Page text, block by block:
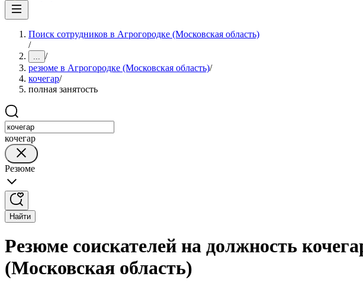
Поиск сотрудников в Агрогородке (Московская область)
/
... /
резюме в Агрогородке (Московская область)/
кочегар/
полная занятость
кочегар
Резюме
Найти
Резюме соискателей на должность
(Московская область)